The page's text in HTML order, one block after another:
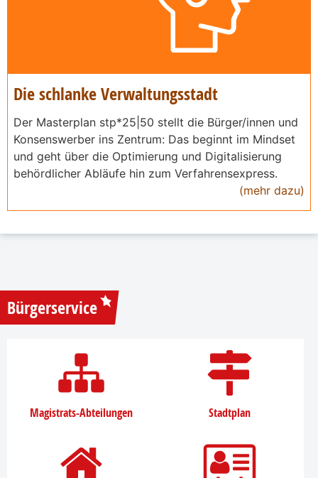
Die schlanke Verwaltungsstadt
Der Masterplan stp*25|50 stellt die Bürger/innen und
Konsenswerber ins Zentrum: Das beginnt im Mindset
und geht über die Optimierung und Digitalisierung
behördlicher Abläufe hin zum Verfahrensexpress.
(mehr dazu)
Bürgerservice
Magistrats-Abteilungen Stadtplan